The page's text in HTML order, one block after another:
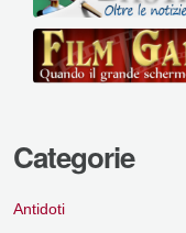
Categorie
Antidoti